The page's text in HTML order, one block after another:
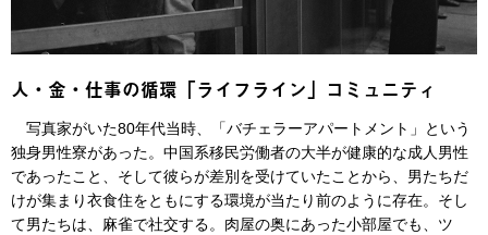
人・金・仕事の循環「ライフライン」コミュニティ
写真家がいた80年代当時、「バチェラーアパートメント」という
独身男性寮があった。中国系移民労働者の大半が健康的な成人男性
であったこと、そして彼らが差別を受けていたことから、男たちだ
けが集まり衣食住をともにする環境が当たり前のように存在。そし
て男たちは、麻雀で社交する。肉屋の奥にあった小部屋でも、ツ